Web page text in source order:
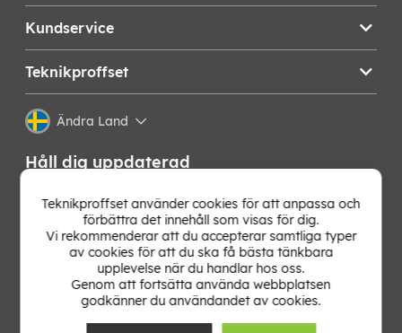
Kundservice
Teknikproffset
Ändra Land
Håll dig uppdaterad
Få de senaste nyheterna, hetaste erbjudandena och
bästa tipsen från oss direkt i din mejlkorg. Signa upp på
vårt nyhetsbrev!
Teknikproffset använder cookies för att anpassa och
förbättra det innehåll som visas för dig.
Vi rekommenderar att du accepterar samtliga typer
av cookies för att du ska få bästa tänkbara
upplevelse när du handlar hos oss.
Genom att fortsätta använda webbplatsen
godkänner du användandet av cookies.